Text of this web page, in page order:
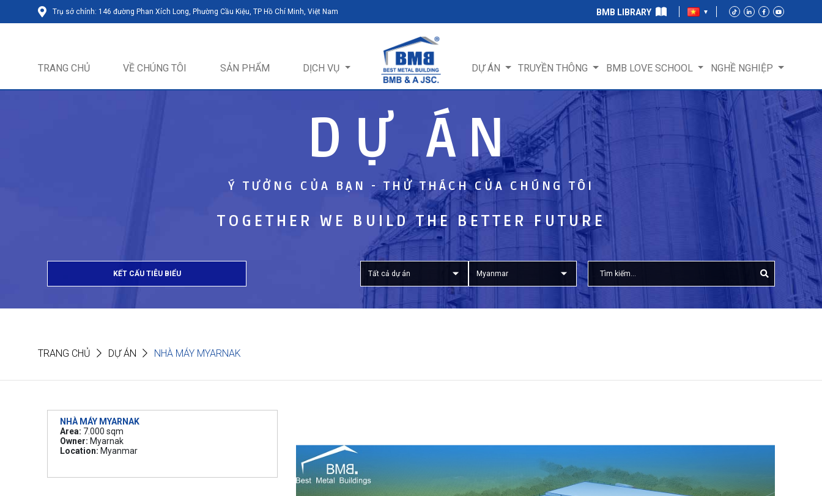
Trụ sở chính: 146 đường Phan Xích Long, Phường Cầu Kiệu, TP Hồ Chí Minh, Việt Nam BMB LIBRARY
TRANG CHỦ VỀ CHÚNG TÔI SẢN PHẨM DỊCH VỤ DỰ ÁN TRUYỀN THÔNG BMB LOVE SCHOOL NGHỀ NGHIỆP
DỰ ÁN
Ý TƯỞNG CỦA BẠN - THỬ THÁCH CỦA CHÚNG TÔI
TOGETHER WE BUILD THE BETTER FUTURE
KẾT CẤU TIÊU BIỂU Tất cả dự án Myanmar
TRANG CHỦ DỰ ÁN NHÀ MÁY MYARNAK
NHÀ MÁY MYARNAK
Area: 7.000 sqm
Owner: Myarnak
Location: Myanmar